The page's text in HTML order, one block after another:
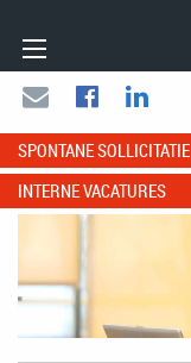
SPONTANE SOLLICITATIE
INTERNE VACATURES